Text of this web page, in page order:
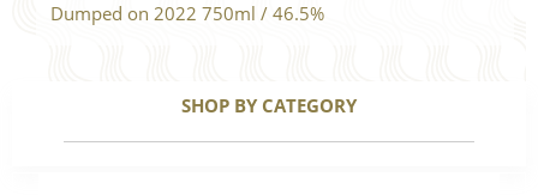
Dumped on 2022 750ml / 46.5%
SHOP BY CATEGORY